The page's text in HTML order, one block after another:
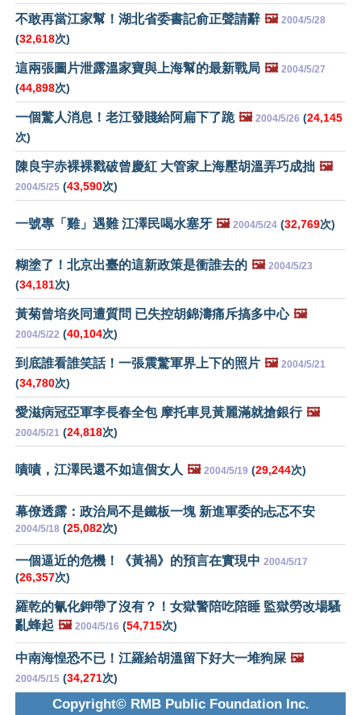
不敢再當江家幫！湖北省委書記俞正聲請辭 🖼️ 2004/5/28
(32,618次)
這兩張圖片泄露溫家寶與上海幫的最新戰局 🖼️ 2004/5/27
(44,898次)
一個驚人消息！老江發賤給阿扁下了跪 🖼️ 2004/5/26 (24,145
次)
陳良宇赤裸裸戳破曾慶紅 大管家上海壓胡溫弄巧成拙 🖼️
2004/5/25 (43,590次)
一號專「雞」遇難 江澤民喝水塞牙 🖼️ 2004/5/24 (32,769次)
糊塗了！北京出臺的這新政策是衝誰去的 🖼️ 2004/5/23
(34,181次)
黃菊曾培炎同遭質問 已失控胡錦濤痛斥搞多中心 🖼️
2004/5/22 (40,104次)
到底誰看誰笑話！一張震驚軍界上下的照片 🖼️ 2004/5/21
(34,780次)
愛滋病冠亞軍李長春全包 摩托車見黃麗滿就搶銀行 🖼️
2004/5/21 (24,818次)
嘖嘖，江澤民還不如這個女人 🖼️ 2004/5/19 (29,244次)
幕僚透露：政治局不是鐵板一塊 新進軍委的忐忑不安
2004/5/18 (25,082次)
一個逼近的危機！《黃禍》的預言在實現中 2004/5/17
(26,357次)
羅乾的氰化鉀帶了沒有？！女獄警陪吃陪睡 監獄勞改場騷
亂蜂起 🖼️ 2004/5/16 (54,715次)
中南海惶恐不已！江羅給胡溫留下好大一堆狗屎 🖼️
2004/5/15 (34,271次)
Copyright© RMB Public Foundation Inc.